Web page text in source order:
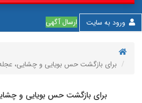
ورود به سایت ارسال آگهی
برای بازگشت حس بویایی و چشایی،
برای بازگشت حس بویایی و